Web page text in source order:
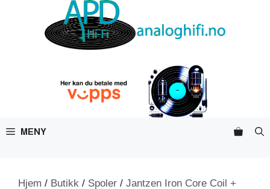
MENY
Hjem / Butikk / Spoler / Jantzen Iron Core Coil +